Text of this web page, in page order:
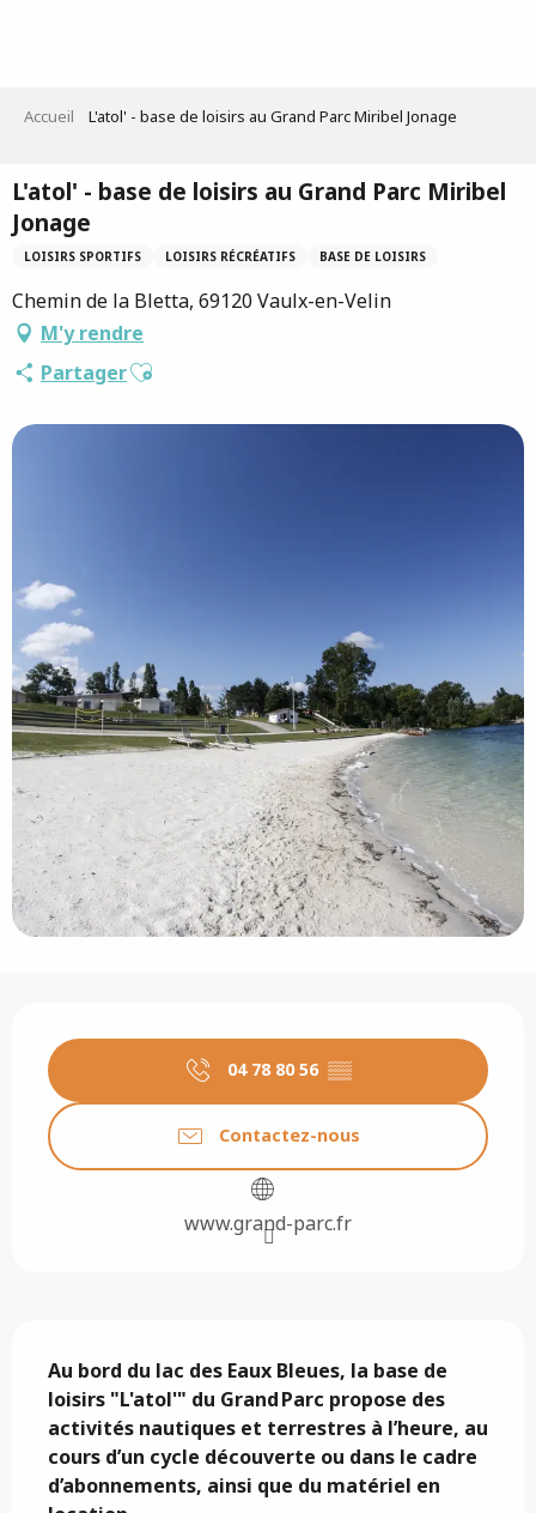
Accueil L'atol' - base de loisirs au Grand Parc Miribel Jonage
L'atol' - base de loisirs au Grand Parc Miribel
Jonage
LOISIRS SPORTIFS LOISIRS RÉCRÉATIFS BASE DE LOISIRS
Chemin de la Bletta, 69120 Vaulx-en-Velin
M'y rendre
PartagerAjouter aux favoris
04 78 80 56 ▒▒
Contactez-nous
www.grand-parc.fr
Au bord du lac des Eaux Bleues, la base de
loisirs "L'atol'" du Grand Parc propose des
activités nautiques et terrestres à l’heure, au
cours d’un cycle découverte ou dans le cadre
d’abonnements, ainsi que du matériel en